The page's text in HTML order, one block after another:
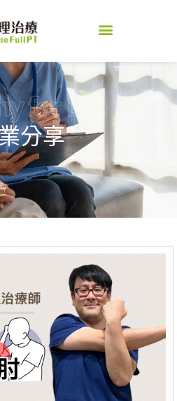
for Life
分享